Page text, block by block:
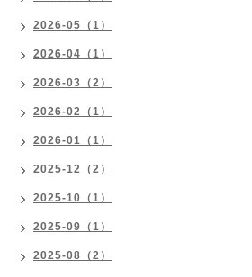
2026-05（1）
2026-04（1）
2026-03（2）
2026-02（1）
2026-01（1）
2025-12（2）
2025-10（1）
2025-09（1）
2025-08（2）